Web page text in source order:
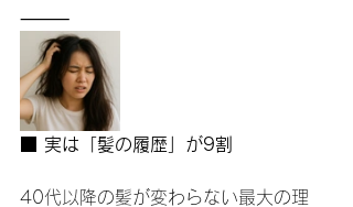
⸻
■ 実は「髪の履歴」が9割
40代以降の髪が変わらない最大の理